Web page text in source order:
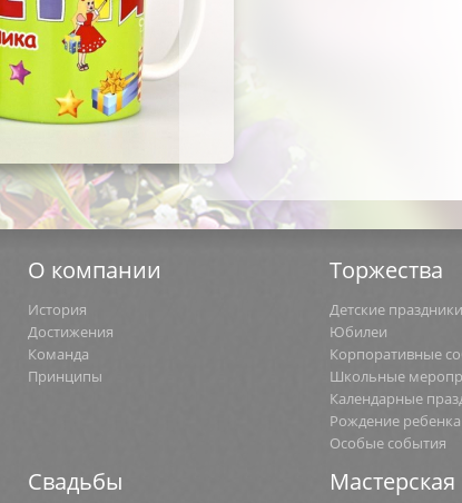
О компании
История
Достижения
Команда
Принципы
Торжества
Детские праздники
Юбилеи
Корпоративные
Школьные
Календарные
Рождение ребенка
Особые события
Свадьбы Мастерская